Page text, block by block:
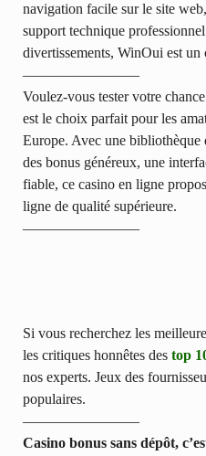
navigation facile sur le site
support technique
divertissements, WinOui est
————————
Voulez-vous tester votre
est le choix parfait pour les
Europe. Avec une bibliothèque
des bonus généreux, une
fiable, ce casino en ligne
ligne de qualité supérieure.
————————
Si vous recherchez les
les critiques honnêtes des top
nos experts. Jeux des
populaires.
————————
Casino bonus sans dépôt,